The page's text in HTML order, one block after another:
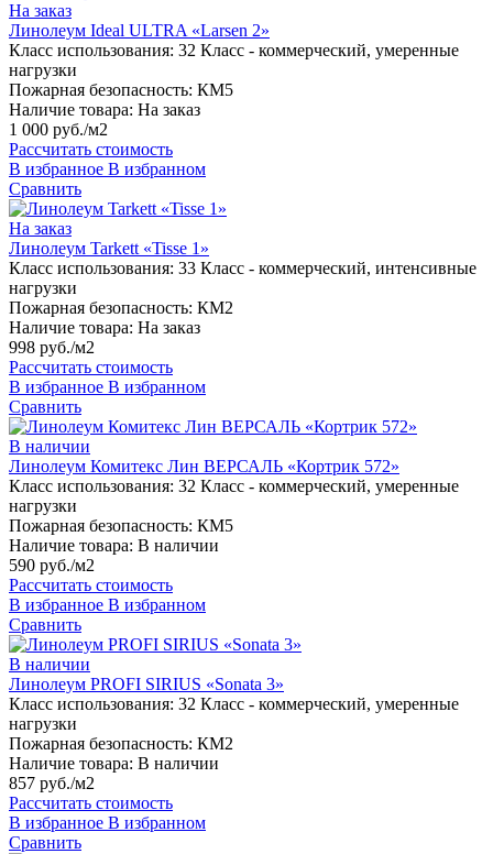
На заказ
Линолеум Ideal ULTRA «Larsen 2»
Класс использования: 32 Класс - коммерческий, умеренные
нагрузки
Пожарная безопасность: КМ5
Наличие товара: На заказ
1 000 руб./м2
Рассчитать стоимость
В избранное В избранном
Сравнить
На заказ
Линолеум Tarkett «Tisse 1»
Класс использования: 33 Класс - коммерческий, интенсивные
нагрузки
Пожарная безопасность: КМ2
Наличие товара: На заказ
998 руб./м2
Рассчитать стоимость
В избранное В избранном
Сравнить
В наличии
Линолеум Комитекс Лин ВЕРСАЛЬ «Кортрик 572»
Класс использования: 32 Класс - коммерческий, умеренные
нагрузки
Пожарная безопасность: КМ5
Наличие товара: В наличии
590 руб./м2
Рассчитать стоимость
В избранное В избранном
Сравнить
В наличии
Линолеум PROFI SIRIUS «Sonata 3»
Класс использования: 32 Класс - коммерческий, умеренные
нагрузки
Пожарная безопасность: КМ2
Наличие товара: В наличии
857 руб./м2
Рассчитать стоимость
В избранное В избранном
Сравнить